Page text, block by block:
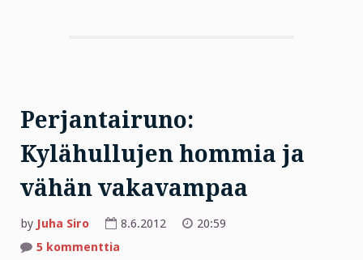
Perjantairuno:
Kylähullujen hommia ja
vähän vakavampaa
by Juha Siro 8.6.2012
20:59
5 kommenttia